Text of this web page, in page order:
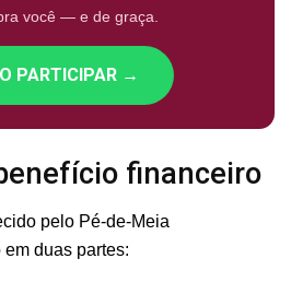
você — e de graça.
PARTICIPAR →
financeiro
pelo Pé-de-Meia
duas partes: